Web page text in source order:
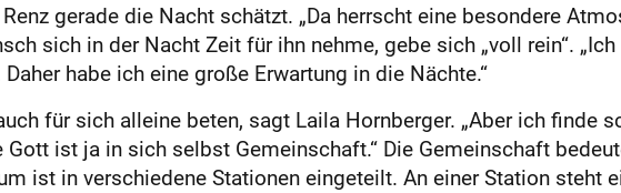
gerade die Nacht schätzt. „Da herrscht eine besondere
sich in der Nacht Zeit für ihn nehme, gebe sich „voll rein“.
habe ich eine große Erwartung in die Nächte.“
für sich alleine beten, sagt Laila Hornberger. „Aber ich finde
Gott ist ja in sich selbst Gemeinschaft.“ Die Gemeinschaft
ist in verschiedene Stationen eingeteilt. An einer Station steht